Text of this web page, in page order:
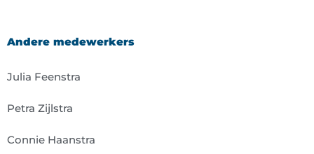
Andere medewerkers
Julia Feenstra
Petra Zijlstra
Connie Haanstra